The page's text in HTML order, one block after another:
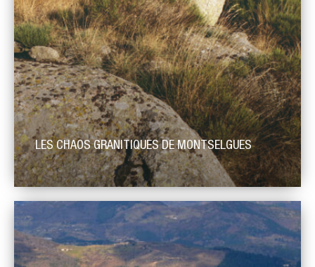
régional d’âge carbonifère (355 […]
LES CHAOS GRANITIQUES DE MONTSELGUES
Les chaos de Montselgues sont des chaos granitiques
(paysage de blocs rocheux), localisés au nord-est de la
commune de Montselgues, aux lieux-dits du Serre de la Dame,
Genest, Les Rancs et Le Petit-Paris. Ils se sont formés par
l’action combinée de deux phénomènes : tout d’abord, la